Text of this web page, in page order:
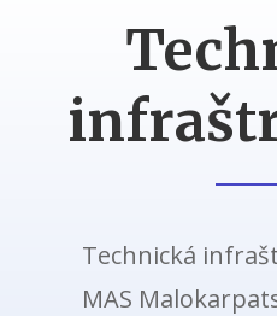
Technická
MAS